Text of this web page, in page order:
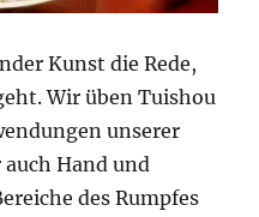
Kunst die Rede,
Wir üben Tuishou
unserer
Hand und
des Rumpfes